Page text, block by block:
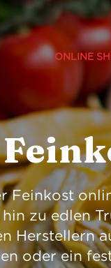
ONLINE
Feinkost
zu edlen
oder ein